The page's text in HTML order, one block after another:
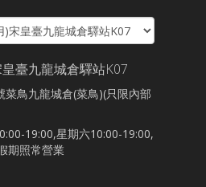
臺九龍城倉驛站K07
菜鳥九龍城倉(菜鳥)(只限內部
19:00,星期六10:00-19:00,
期照常營業